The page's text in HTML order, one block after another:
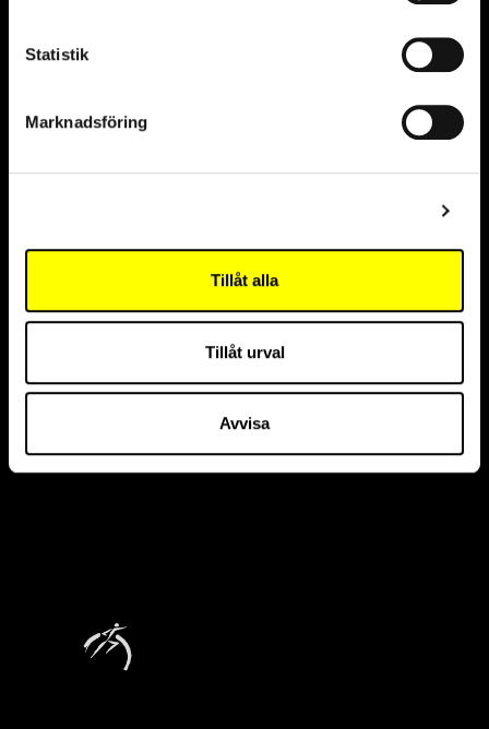
Statistik
Marknadsföring
Tillåt alla
Tillåt urval
Avvisa
Samarbetspartners